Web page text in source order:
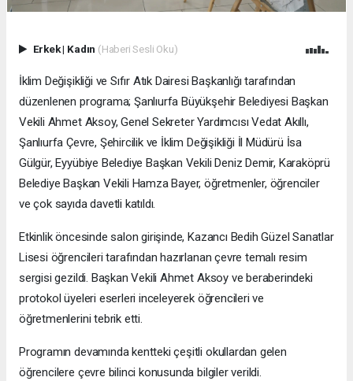
Erkek| Kadın (Haberi Sesli Oku)
İklim Değişikliği ve Sıfır Atık Dairesi Başkanlığı tarafından
düzenlenen programa; Şanlıurfa Büyükşehir Belediyesi Başkan
Vekili Ahmet Aksoy, Genel Sekreter Yardımcısı Vedat Akıllı,
Şanlıurfa Çevre, Şehircilik ve İklim Değişikliği İl Müdürü İsa
Gülgür, Eyyübiye Belediye Başkan Vekili Deniz Demir, Karaköprü
Belediye Başkan Vekili Hamza Bayer, öğretmenler, öğrenciler
ve çok sayıda davetli katıldı.
Etkinlik öncesinde salon girişinde, Kazancı Bedih Güzel Sanatlar
Lisesi öğrencileri tarafından hazırlanan çevre temalı resim
sergisi gezildi. Başkan Vekili Ahmet Aksoy ve beraberindeki
protokol üyeleri eserleri inceleyerek öğrencileri ve
öğretmenlerini tebrik etti.
Programın devamında kentteki çeşitli okullardan gelen
öğrencilere çevre bilinci konusunda bilgiler verildi.